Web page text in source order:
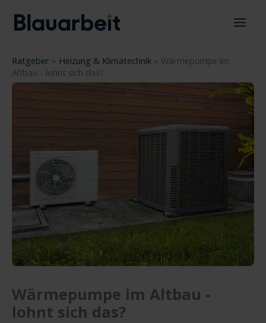
Inhalt
springen
Ratgeber » Heizung & Klimatechnik » Wärmepumpe im
Altbau - lohnt sich das?
Wärmepumpe im Altbau -
lohnt sich das?